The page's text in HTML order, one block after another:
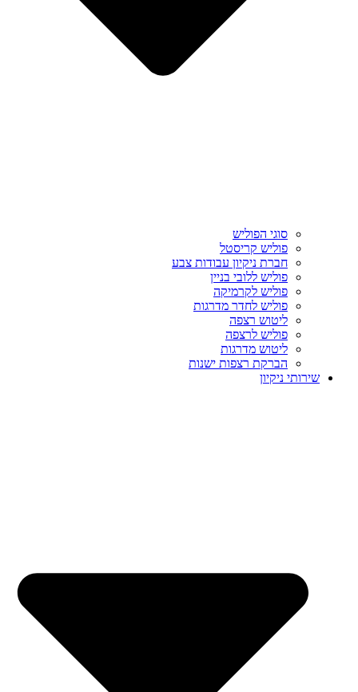
סוגי הפוליש
פוליש קריסטל
חברת ניקיון עבודות צבע
פוליש ללובי בניין
פוליש לקרמיקה
פוליש לחדר מדרגות
ליטוש רצפה
פוליש לרצפה
ליטוש מדרגות
הברקת רצפות ישנות
שירותי ניקיון